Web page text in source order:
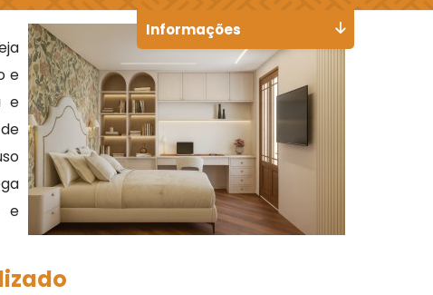
e
e
e
Informações